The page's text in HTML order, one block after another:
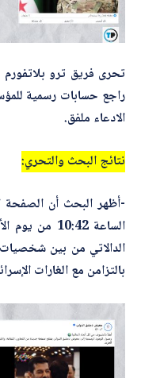
تحرى فريق ترو
راجع حسابات رسمية
الادعاء ملفق.
نتائج البحث والتحري:
-أظهر البحث أن
الساعة
الدالاتي من بين
بالتزامن مع الغارات